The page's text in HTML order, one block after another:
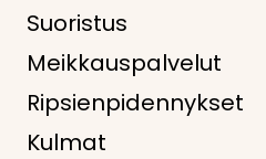
Suoristus
Meikkauspalvelut
Ripsienpidennykset
Kulmat